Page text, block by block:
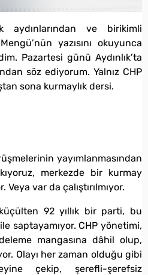
aydınlarından ve birikimli
yazısını okuyunca
Pazartesi günü Aydınlık’ta
söz ediyorum. Yalnız CHP
sona kurmaylık dersi.
yayımlanmasından
merkezde bir kurmay
var da çalıştırılmıyor.
92 yıllık bir parti, bu
saptayamıyor. CHP yönetimi,
mangasına dâhil olup,
Olayı her zaman olduğu gibi
çekip, şerefli-şerefsiz